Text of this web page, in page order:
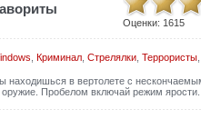
Оценки: 1615
Криминал, Стрелялки, Террористы,
находишься в вертолете с
Пробелом включай режим